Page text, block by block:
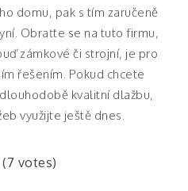
domu, pak s tím zaručeně
Obraťte se na tuto firmu,
zámkové či strojní, je pro
řešením. Pokud chcete
kvalitní dlažbu,
využijte ještě dnes.
votes)